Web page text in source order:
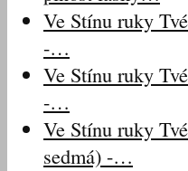
Ve Stínu ruky
-…
Ve Stínu ruky
-…
Ve Stínu ruky
sedmá) -…